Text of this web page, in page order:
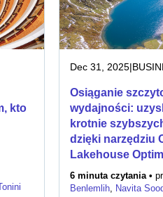
kto
Dec 31, 2025|
Osiąganie
wydajności:
krotnie
dzięki narzędziu
Lakehouse
6 minuta czytania •
Benlemlih, Navita